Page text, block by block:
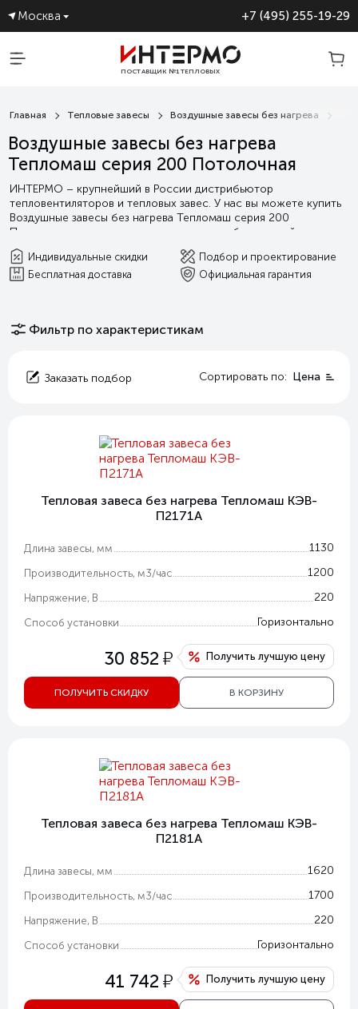
Москва +7 (495) 255-19-29
ПОСТАВЩИК №1 ТЕПЛОВЫХ
Главная Тепловые завесы Воздушные завесы без нагрева
Воздушные завесы без нагрева
Тепломаш серия 200 Потолочная
ИНТЕРМО – крупнейший в России дистрибьютор
тепловентиляторов и тепловых завес. У нас вы можете купить
Воздушные завесы без нагрева Тепломаш серия 200
Потолочная по лучшим ценам на рынке с бесплатной
доставкой. Мы гарантируем выгодные условия сотрудничества,
а так индивидуальную поддержку от подбора оборудования и
проектирования, до сервисного и гарантийного
Индивидуальные скидки
Подбор и проектирование
Бесплатная доставка
Официальная гарантия
Фильтр по характеристикам
Сортировать по: Цена
Заказать подбор
Тепловая завеса без нагрева Тепломаш КЭВ-
П2171A
Длина завесы, мм 1130
Производительность, м3/час 1200
Напряжение, В 220
Способ установки Горизонтально
30 852 у Получить лучшую цену
ПОЛУЧИТЬ СКИДКУ В КОРЗИНУ
Тепловая завеса без нагрева Тепломаш КЭВ-
П2181A
Длина завесы, мм 1620
Производительность, м3/час 1700
Напряжение, В 220
Способ установки Горизонтально
41 742 у Получить лучшую цену